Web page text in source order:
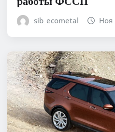
sib_ecometal Ноя